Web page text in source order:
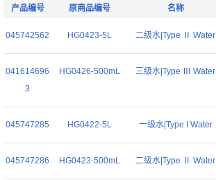
产品编号 原商品编号 名称
045742562 HG0423-5L 二级水|Type Ⅱ Water
041614696
3
HG0426-500mL 三级水|Type Ⅲ Water
045747285 HG0422-5L 一级水|Type I Water
045747286 HG0423-500mL 二级水|Type Ⅱ Water